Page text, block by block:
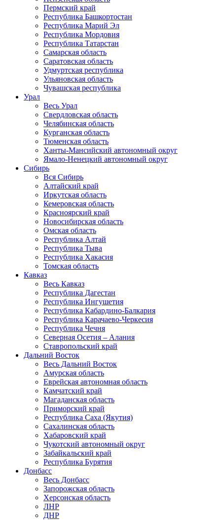
Пермский край
Республика Башкортостан
Республика Марий Эл
Республика Мордовия
Республика Татарстан
Самарская область
Саратовская область
Удмуртская республика
Ульяновская область
Чувашская республика
Урал
Весь Урал
Свердловская область
Челябинская область
Курганская область
Тюменская область
Ханты-Мансийский автономный округ
Ямало-Ненецкий автономный округ
Сибирь
Вся Сибирь
Алтайский край
Иркутская область
Кемеровская область
Красноярский край
Новосибирская область
Омская область
Республика Алтай
Республика Тыва
Республика Хакасия
Томская область
Кавказ
Весь Кавказ
Республика Дагестан
Республика Ингушетия
Республика Кабардино-Балкария
Республика Карачаево-Черкесия
Республика Чечня
Северная Осетия – Алания
Ставропольский край
Дальний Восток
Весь Дальний Восток
Амурская область
Еврейская автономная область
Камчатский край
Магаданская область
Приморский край
Республика Саха (Якутия)
Сахалинская область
Хабаровский край
Чукотский автономный округ
Забайкальский край
Республика Бурятия
Донбасс
Весь Донбасс
Запорожская область
Херсонская область
ЛНР
ДНР